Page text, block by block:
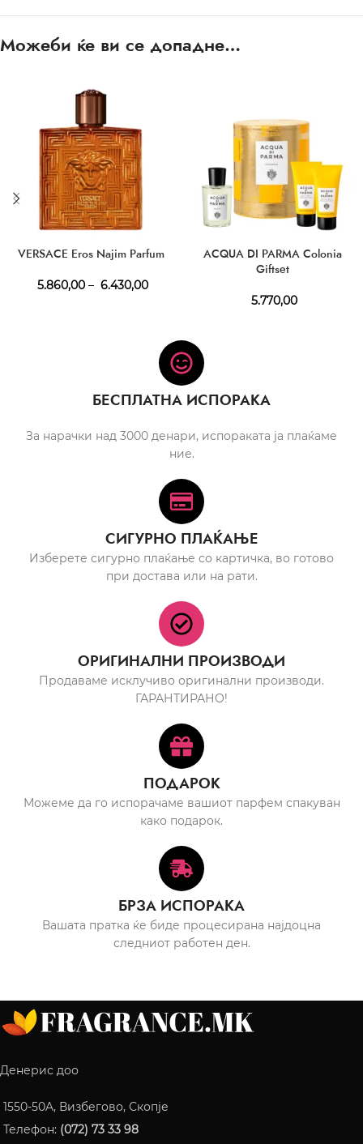
Можеби ќе ви се допадне…
VERSACE Eros Najim Parfum
5.860,00 – 6.430,00
ACQUA DI PARMA Colonia
Giftset
5.770,00
БЕСПЛАТНА ИСПОРАКА
За нарачки над 3000 денари, испораката ја плаќаме
ние.
СИГУРНО ПЛАЌАЊЕ
Изберете сигурно плаќање со картичка, во готово
при достава или на рати.
ОРИГИНАЛНИ ПРОИЗВОДИ
Продаваме исклучиво оригинални производи.
ГАРАНТИРАНО!
ПОДАРОК
Можеме да го испорачаме вашиот парфем спакуван
како подарок.
БРЗА ИСПОРАКА
Вашата пратка ќе биде процесирана најдоцна
следниот работен ден.
Денерис доо
1550-50A, Визбегово, Скопје
Телефон: (072) 73 33 98